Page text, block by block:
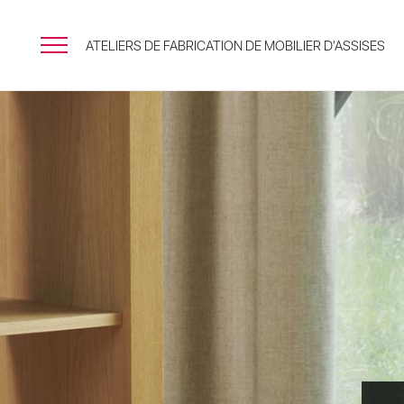
ATELIERS DE FABRICATION DE MOBILIER D'ASSISES